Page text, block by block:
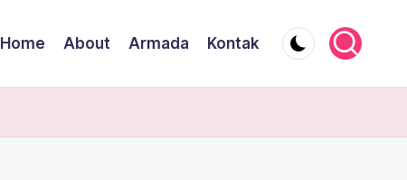
Home About Armada Kontak